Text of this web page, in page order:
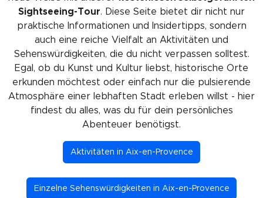
Sightseeing-Tour. Diese Seite bietet dir nicht nur
praktische Informationen und Insidertipps, sondern
auch eine reiche Vielfalt an Aktivitäten und
Sehenswürdigkeiten, die du nicht verpassen solltest.
Egal, ob du Kunst und Kultur liebst, historische Orte
erkunden möchtest oder einfach nur die pulsierende
Atmosphäre einer lebhaften Stadt erleben willst - hier
findest du alles, was du für dein persönliches
Abenteuer benötigst.
Aktivitäten in Aix-en-Provence
Einzelne Sehenswürdigkeiten in Aix-en-Provence